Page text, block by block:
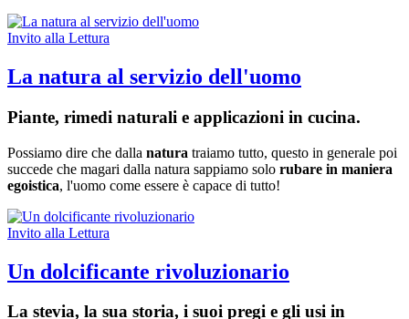
Invito alla Lettura
La natura al servizio dell'uomo
Piante, rimedi naturali e applicazioni in cucina.
Possiamo dire che dalla natura traiamo tutto, questo in generale poi
succede che magari dalla natura sappiamo solo rubare in maniera
egoistica, l'uomo come essere è capace di tutto!
Invito alla Lettura
Un dolcificante rivoluzionario
La stevia, la sua storia, i suoi pregi e gli usi in